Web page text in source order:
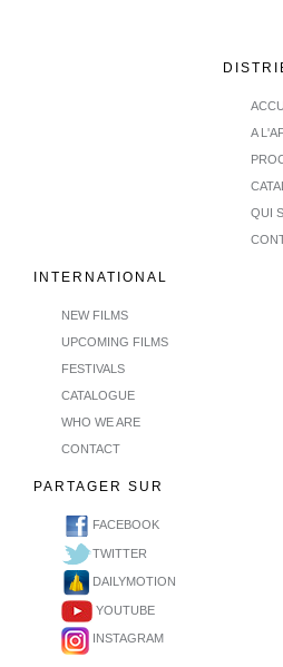
A
QUI
INTERNATIONAL
NEW FILMS
UPCOMING FILMS
FESTIVALS
CATALOGUE
WHO WE ARE
CONTACT
PARTAGER SUR
FACEBOOK
TWITTER
DAILYMOTION
YOUTUBE
INSTAGRAM